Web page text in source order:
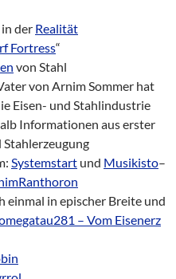
der Realität
Fortress“
von Stahl
von Arnim Sommer hat
Eisen- und Stahlindustrie
Informationen aus erster
Stahlerzeugung
Systemstart und Musikisto–
einmal in epischer Breite und
– Vom Eisenerz